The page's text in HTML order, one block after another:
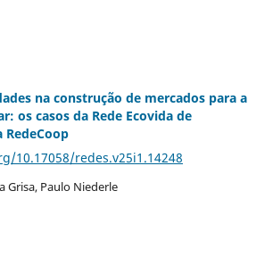
na construção de mercados para a
os casos da Rede Ecovida de
10.17058/redes.v25i1.14248
Grisa, Paulo Niederle